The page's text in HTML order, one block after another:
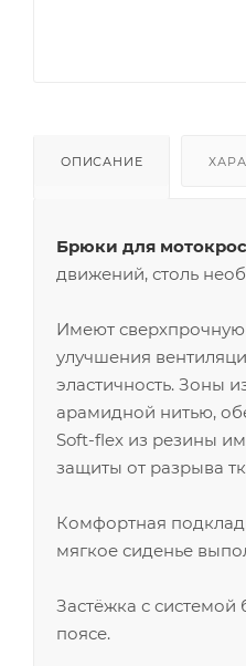
ОПИСАНИЕ
Брюки для
движений, столь
Имеют
улучшения
эластичность. Зоны
арамидной нитью,
Soft-flex из резины
защиты от разрыва
Комфортная
мягкое сиденье
Застёжка с
поясе.